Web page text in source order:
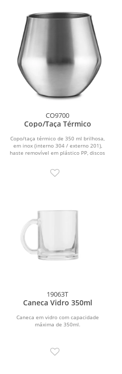
CO9700
Copo/Taça Térmico
Copo/taça térmico de 350 ml brilhosa,
em inox (interno 304 / externo 201),
haste removível em plástico PP, discos
19063T
Caneca Vidro 350ml
Caneca em vidro com capacidade
máxima de 350ml.